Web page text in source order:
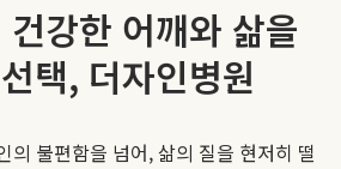
강한 어깨와 삶을
택, 더자인병원
의 불편함을 넘어, 삶의 질을 현저히 떨